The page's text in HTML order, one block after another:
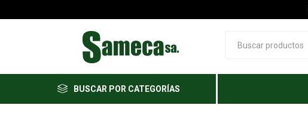
BUSCAR POR CATEGORÍAS